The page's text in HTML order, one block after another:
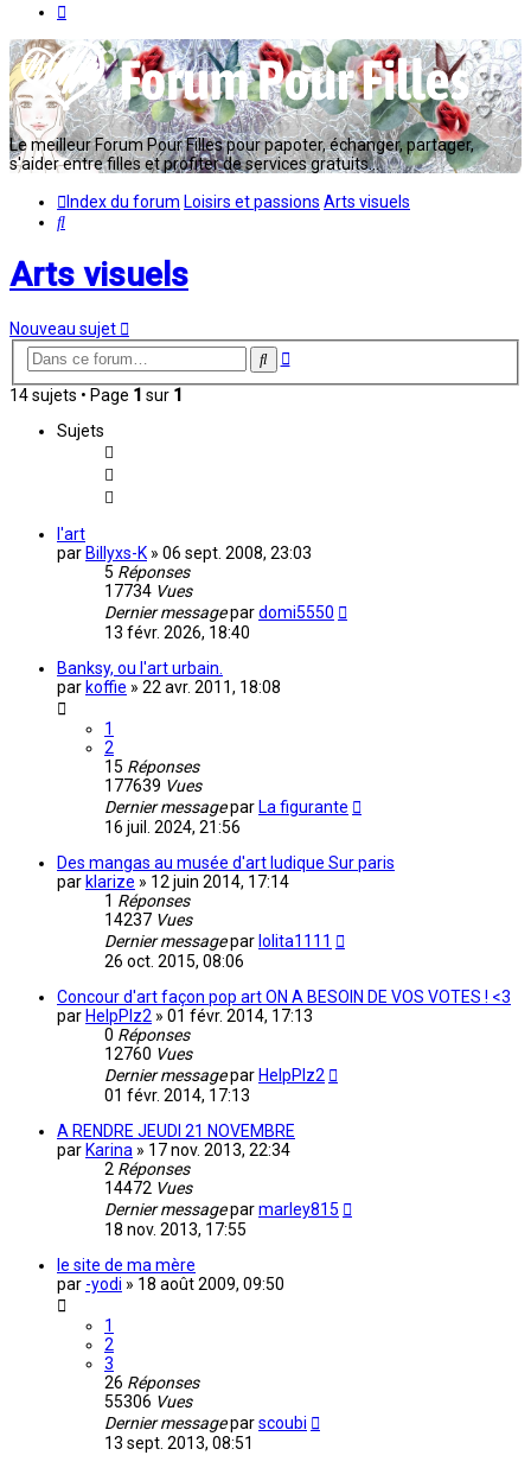
Le meilleur Forum Pour Filles pour papoter, échanger, partager,
s'aider entre filles et profiter de services gratuits...
Index du forum Loisirs et passions Arts visuels
Rechercher
Arts visuels
Nouveau sujet
Rechercher
Recherche
14 sujets • Page 1 sur 1
Sujets
l'art
par Billyxs-K » 06 sept. 2008, 23:03
5 Réponses
17734 Vues
Dernier messagepardomi5550
13 févr. 2026, 18:40
Banksy, ou l'art urbain.
par koffie » 22 avr. 2011, 18:08
1
2
15 Réponses
177639 Vues
Dernier messagepar La figurante
16 juil. 2024, 21:56
Des mangas au musée d'art ludique Sur paris
par klarize » 12 juin 2014, 17:14
1 Réponses
14237 Vues
Dernier messagepar lolita1111
26 oct. 2015, 08:06
Concour d'art façon pop art ON A BESOIN DE VOS VOTES ! <3
par HelpPlz2 » 01 févr. 2014, 17:13
0 Réponses
12760 Vues
Dernier messagepar HelpPlz2
01 févr. 2014, 17:13
A RENDRE JEUDI 21 NOVEMBRE
par Karina » 17 nov. 2013, 22:34
2 Réponses
14472 Vues
Dernier messageparmarley815
18 nov. 2013, 17:55
le site de ma mère
par -yodi » 18 août 2009, 09:50
1
2
3
26 Réponses
55306 Vues
Dernier messageparscoubi
13 sept. 2013, 08:51